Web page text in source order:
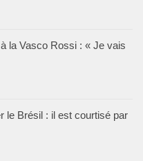
la Vasco Rossi : « Je vais
le Brésil : il est courtisé par